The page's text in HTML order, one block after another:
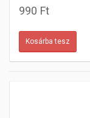
990 Ft